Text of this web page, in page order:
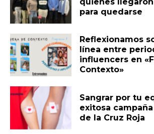
para quedarse
Reflexionamos
línea entre
influencers en
Contexto»
Sangrar por tu
exitosa
de la Cruz Roja